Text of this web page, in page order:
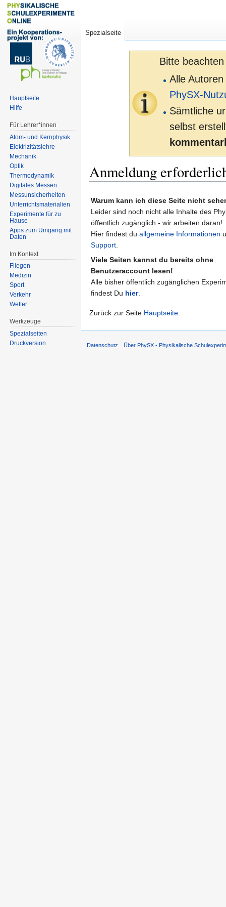
Bitte
Alle
PhySX-
Sämtliche
selbst
Anmeldung
Warum kann ich diese Seite nicht
Leider sind noch nicht alle Inhalte des
öffentlich zugänglich - wir arbeiten daran!
Hier findest du allgemeine Informationen
Support
Viele Seiten kannst du bereits ohne
Benutzeraccount lesen!
Alle bisher öffentlich zugänglichen
findest Du hier.
Zurück zur Seite Hauptseite
Spezialseite
Hauptseite
Hilfe
Für Lehrer*innen
Atom- und Kernphysik
Elektrizitätslehre
Mechanik
Optik
Thermodynamik
Digitales Messen
Messunsicherheiten
Unterrichtsmaterialien
Experimente für zu
Hause
Apps zum Umgang mit
Daten
Im Kontext
Fliegen
Medizin
Sport
Verkehr
Wetter
Werkzeuge
Spezialseiten
Druckversion
Datenschutz Über PhySX - Physikalische